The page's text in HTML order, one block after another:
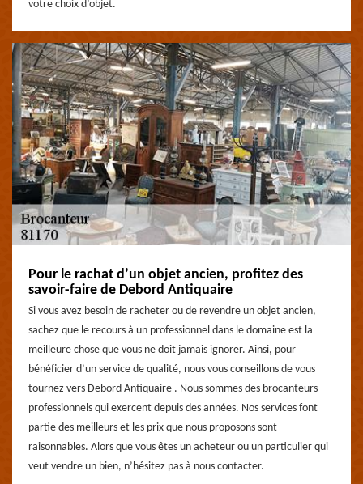
votre choix d’objet.
Pour le rachat d’un objet ancien, profitez des
savoir-faire de Debord Antiquaire
Si vous avez besoin de racheter ou de revendre un objet ancien,
sachez que le recours à un professionnel dans le domaine est la
meilleure chose que vous ne doit jamais ignorer. Ainsi, pour
bénéficier d’un service de qualité, nous vous conseillons de vous
tournez vers Debord Antiquaire . Nous sommes des brocanteurs
professionnels qui exercent depuis des années. Nos services font
partie des meilleurs et les prix que nous proposons sont
raisonnables. Alors que vous êtes un acheteur ou un particulier qui
veut vendre un bien, n’hésitez pas à nous contacter.